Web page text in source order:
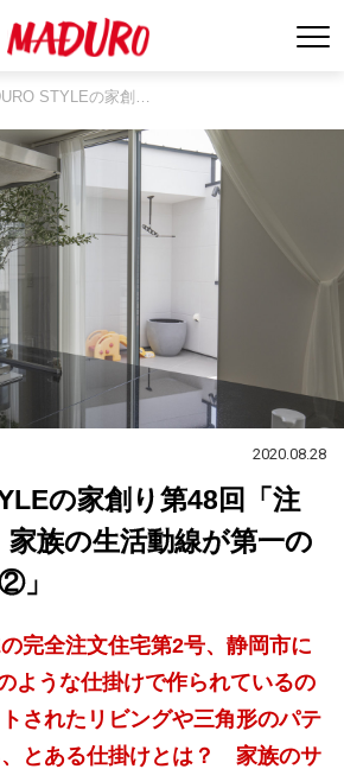
STYLEの家創…
2020.08.28
の家創り第48回「注
家族の生活動線が第一の
」
完全注文住宅第2号、静岡市に
ような仕掛けで作られているの
されたリビングや三角形のパテ
、とある仕掛けとは？ 家族のサ